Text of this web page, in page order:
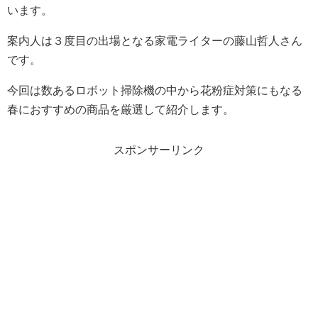
います。
案内人は３度目の出場となる家電ライターの藤山哲人さん
です。
今回は数あるロボット掃除機の中から花粉症対策にもなる
春におすすめの商品を厳選して紹介します。
スポンサーリンク